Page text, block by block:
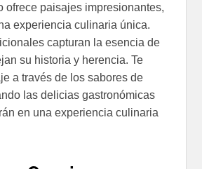
ofrece paisajes impresionantes,
experiencia culinaria única.
capturan la esencia de
su historia y herencia. Te
a través de los sabores de
las delicias gastronómicas
en una experiencia culinaria